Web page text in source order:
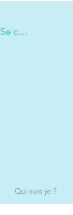
Se connecter
Qui suis-je ?